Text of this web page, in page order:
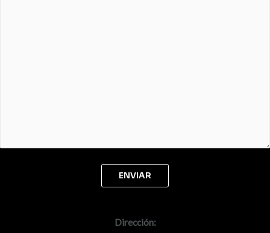
Dirección: